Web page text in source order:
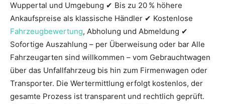
Wuppertal und Umgebung ✔ Bis zu 20 % höhere
Ankaufspreise als klassische Händler ✔ Kostenlose
Fahrzeugbewertung, Abholung und Abmeldung ✔
Sofortige Auszahlung – per Überweisung oder bar Alle
Fahrzeugarten sind willkommen – vom Gebrauchtwagen
über das Unfallfahrzeug bis hin zum Firmenwagen oder
Transporter. Die Wertermittlung erfolgt kostenlos, der
gesamte Prozess ist transparent und rechtlich geprüft.